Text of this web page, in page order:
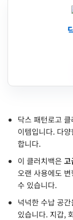
닥스 패턴로고
이템입니다. 다
합니다.
이 클러치백은 고
오랜 사용에도
수 있습니다.
넉넉한 수납 공
있습니다. 지갑,